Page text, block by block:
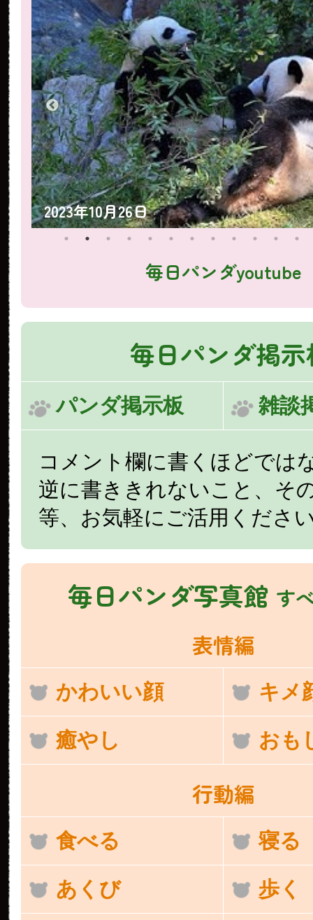
2023年10月25日
毎日パンダyoutube
毎日パンダ掲
パンダ掲示板 雑談
コメント欄に書くほどでは
逆に書ききれないこと、そ
等、お気軽にご活用くださ
毎日パンダ写真館 す
表情編
かわいい顔 キメ
癒やし おも
行動編
食べる 寝る
あくび 歩く